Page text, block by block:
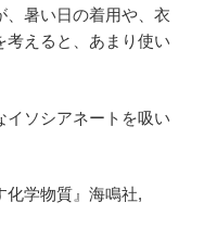
、暑い日の着用や、衣
考えると、あまり使い
イソシアネートを吸い
化学物質』海鳴社,